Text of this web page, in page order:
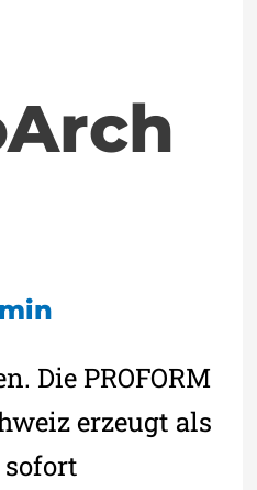
Die PROFORM
erzeugt als